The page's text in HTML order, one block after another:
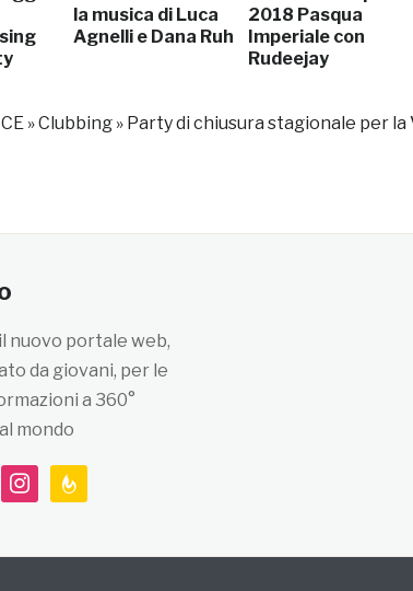
la musica di Luca
Agnelli e Dana Ruh
2018 Pasqua
Imperiale con
Rudeejay
»Clubbing » Party di chiusura stagionale per la
nuovo portale web,
da giovani, per le
a 360°
mondo
instagramfeedburner